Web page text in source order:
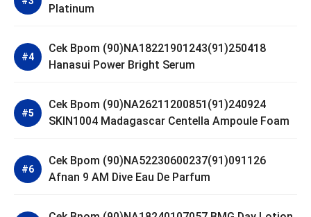
Platinum
Cek Bpom (90)NA18221901243(91)250418
Hanasui Power Bright Serum
Cek Bpom (90)NA26211200851(91)240924
SKIN1004 Madagascar Centella Ampoule Foam
Cek Bpom (90)NA52230600237(91)091126
Afnan 9 AM Dive Eau De Parfum